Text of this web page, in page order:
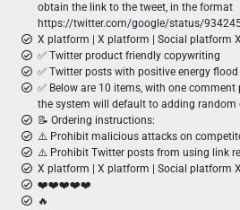
obtain the link to the tweet, in the format
https://twitter.com/google/status/
X platform | X platform | Social platform
✅ Twitter product friendly copywriting
✅ Twitter posts with positive energy flood
✅ Below are 10 items, with one
the system will default to adding random
📝 Ordering instructions:
⚠️ Prohibit malicious attacks on
⚠️ Prohibit Twitter posts from using link
X platform | X platform | Social platform
❤️❤️❤️❤️❤️
🔥